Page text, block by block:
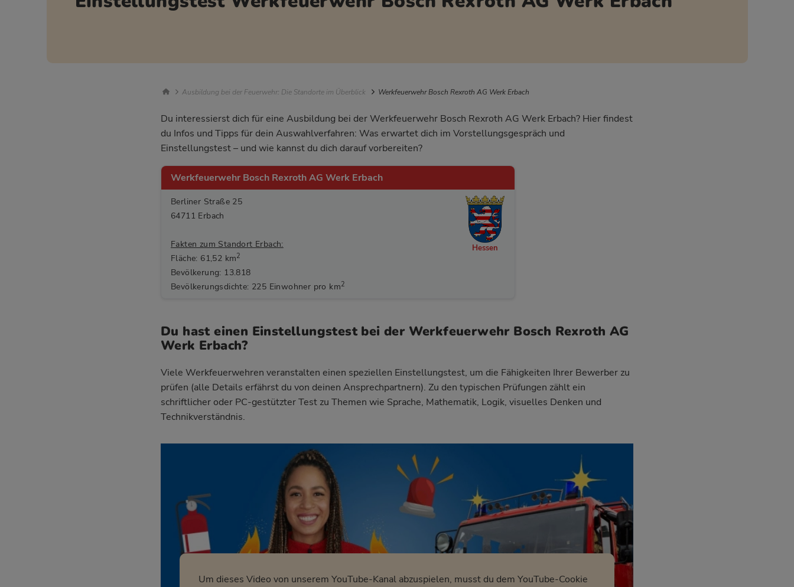
Breadcrumb Navigation
Ausbildung bei der Feuerwehr: Die Standorte im Überblick Werkfeuerwehr Bosch Rexroth AG Werk Erbach
Du interessierst dich für eine Ausbildung bei der Werkfeuerwehr Bosch Rexroth AG Werk Erbach? Hier findest
du Infos und Tipps für dein Auswahlverfahren: Was erwartet dich im Vorstellungsgespräch und
Einstellungstest – und wie kannst du dich darauf vorbereiten?
Werkfeuerwehr Bosch Rexroth AG Werk Erbach
Berliner Straße 25
64711 Erbach
Fakten zum Standort Erbach:
Fläche: 61,52 km2
Bevölkerung: 13.818
Bevölkerungsdichte: 225 Einwohner pro km2
Hessen
Du hast einen Einstellungstest bei der Werkfeuerwehr Bosch Rexroth AG
Werk Erbach?
Viele Werkfeuerwehren veranstalten einen speziellen Einstellungstest, um die Fähigkeiten Ihrer Bewerber zu
prüfen (alle Details erfährst du von deinen Ansprechpartnern). Zu den typischen Prüfungen zählt ein
schriftlicher oder PC-gestützter Test zu Themen wie Sprache, Mathematik, Logik, visuelles Denken und
Technikverständnis.
Um dieses Video von unserem YouTube-Kanal abzuspielen, musst du dem YouTube-Cookie